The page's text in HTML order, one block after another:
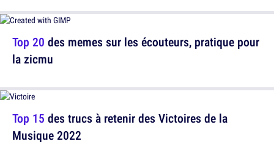
Top 15 des trucs à retenir des Victoires de la
Musique 2022
Top 20 des memes sur les écouteurs, pratique pour
la zicmu